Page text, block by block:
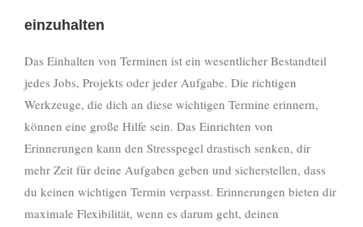
einzuhalten
Das Einhalten von Terminen ist ein wesentlicher Bestandteil
jedes Jobs, Projekts oder jeder Aufgabe. Die richtigen
Werkzeuge, die dich an diese wichtigen Termine erinnern,
können eine große Hilfe sein. Das Einrichten von
Erinnerungen kann den Stresspegel drastisch senken, dir
mehr Zeit für deine Aufgaben geben und sicherstellen, dass
du keinen wichtigen Termin verpasst. Erinnerungen bieten dir
maximale Flexibilität, wenn es darum geht, deinen